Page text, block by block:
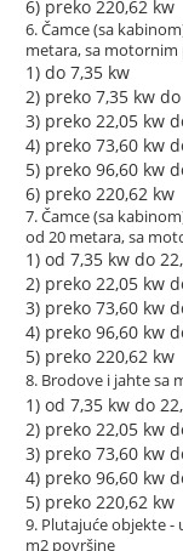
6) preko 220,62 kw
6. Čamce (sa
metara, sa
1) do 7,35 kw
2) preko 7,35 kw
3) preko 22,05 kw
4) preko 73,60 kw
5) preko 96,60 kw
6) preko 220,62 kw
7. Čamce (sa
od 20 metara, sa
1) od 7,35 kw do
2) preko 22,05 kw
3) preko 73,60 kw
4) preko 96,60 kw
5) preko 220,62 kw
8. Brodove i jahte sa
1) od 7,35 kw do
2) preko 22,05 kw
3) preko 73,60 kw
4) preko 96,60 kw
5) preko 220,62 kw
9. Plutajuće objekte -
m2 površine